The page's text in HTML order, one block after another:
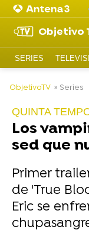
Objetivo
SERIES
ObjetivoTV » Series
QUINTA
Los
sed que
Primer
de 'True
Eric se